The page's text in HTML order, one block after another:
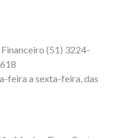
(51) 3224-
a sexta-feira, das